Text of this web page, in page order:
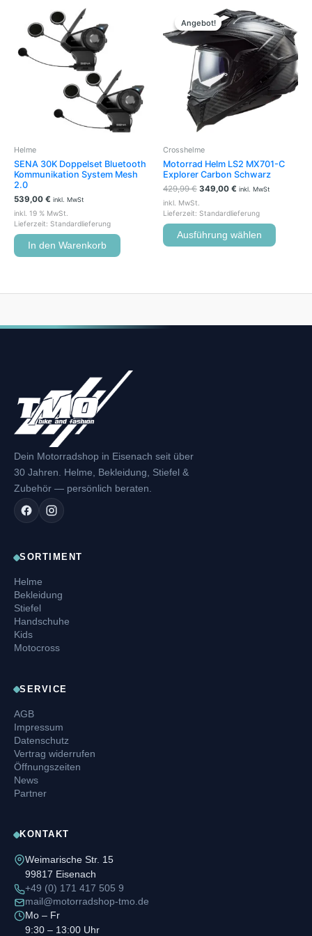
Helme
SENA 30K Doppelset Bluetooth
Kommunikation System Mesh
2.0
539,00 € inkl. MwSt
inkl. 19 % MwSt.
Lieferzeit: Standardlieferung
In den Warenkorb
Angebot!
Angebot!
Crosshelme
Motorrad Helm LS2 MX701-C
Explorer Carbon Schwarz
429,99€
Ursprünglicher
Preis
war:
429,99 €
349,00 €
Preis
ist:
349,00 €.
inkl. MwSt
inkl. MwSt.
Lieferzeit: Standardlieferung
Ausführung wählen
Produkt
weist
mehrere
auf.
Die
gewählt
Dein Motorradshop in Eisenach seit über
30 Jahren. Helme, Bekleidung, Stiefel &
Zubehör — persönlich beraten.
SORTIMENT
Helme
Bekleidung
Stiefel
Handschuhe
Kids
Motocross
SERVICE
AGB
Impressum
Datenschutz
Vertrag widerrufen
Öffnungszeiten
News
Partner
KONTAKT
Weimarische Str. 15
99817 Eisenach
+49 (0) 171 417 505 9
mail@motorradshop-tmo.de
Mo – Fr
9:30 – 13:00 Uhr